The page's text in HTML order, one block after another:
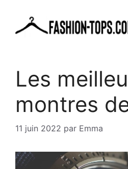
contenu
Les
montres
11 juin 2022 par Emma